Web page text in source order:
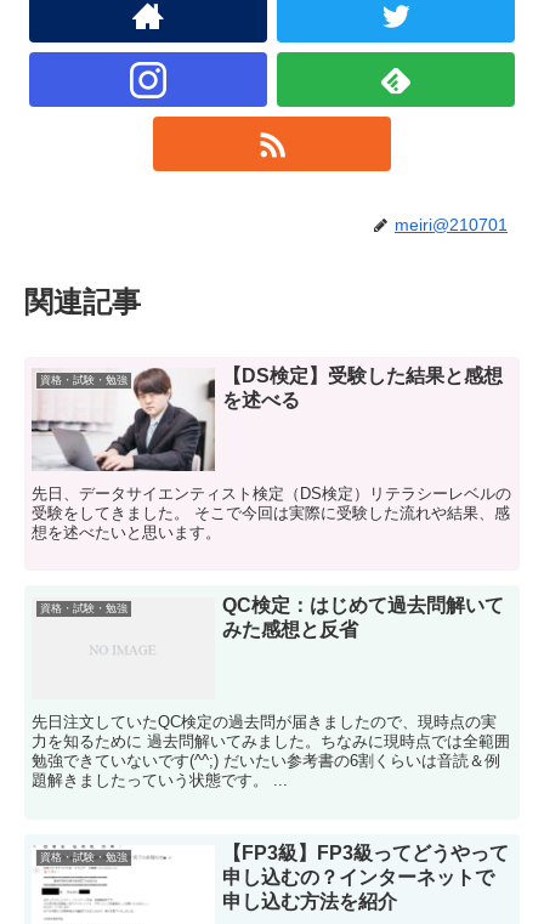
meiri@210701
関連記事
資格・試験・勉強
【DS検定】受験した結果と感想
を述べる
先日、データサイエンティスト検定（DS検定）リテラシーレベルの
受験をしてきました。 そこで今回は実際に受験した流れや結果、感
想を述べたいと思います。
資格・試験・勉強
QC検定：はじめて過去問解いて
みた感想と反省
先日注文していたQC検定の過去問が届きましたので、現時点の実
力を知るために 過去問解いてみました。ちなみに現時点では全範囲
勉強できていないです(^^;) だいたい参考書の6割くらいは音読＆例
題解きましたっていう状態です。 ...
資格・試験・勉強
【FP3級】FP3級ってどうやって
申し込むの？インターネットで
申し込む方法を紹介